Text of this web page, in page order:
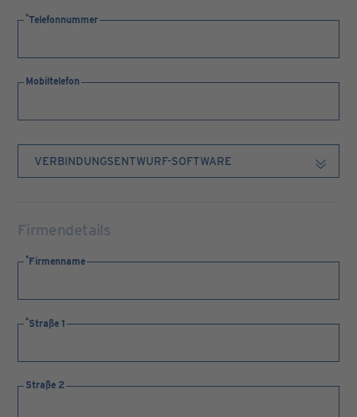
Telefonnummer
Mobiltelefon
Firmendetails
Firmenname
Straße 1
Straße 2